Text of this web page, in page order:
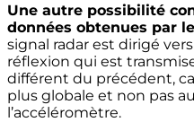
Une autre possibilité
données obtenues par
signal radar est dirigé
réflexion qui est
différent du précédent,
plus globale et non pas
l’accéléromètre.